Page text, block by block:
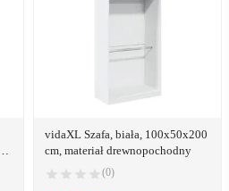
vidaXL Szafa, biała, 100x50x200
cm, materiał drewnopochodny
(0)